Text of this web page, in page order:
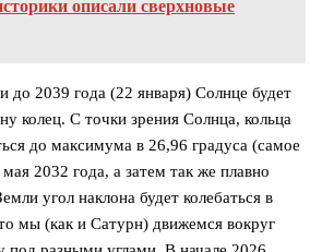
описали сверхновые
до 2039 года (22 января) Солнце будет
колец. С точки зрения Солнца, кольца
до максимума в 26,96 градуса (самое
2032 года, а затем так же плавно
угол наклона будет колебаться в
мы (как и Сатурн) движемся вокруг